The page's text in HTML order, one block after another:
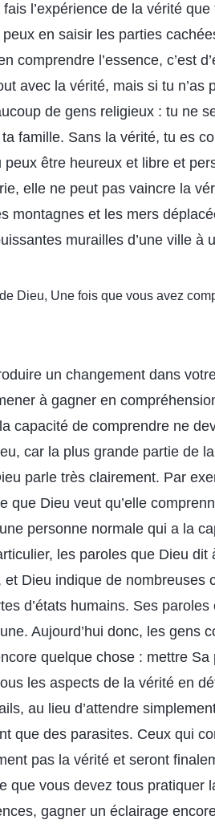
l’expérience de la vérité
en saisir les parties
comprendre l’essence, c’est
avec la vérité, mais si tu n’as
de gens religieux : tu ne
famille. Sans la vérité, tu es
être heureux et libre et
elle ne peut pas vaincre la
montagnes et les mers
murailles d’une ville à
Dieu, Une fois que vous avez
un changement dans
à gagner en
capacité de comprendre ne
car la plus grande partie de
parle très clairement. Par
que Dieu veut qu’elle
personne normale qui a la
les paroles que Dieu dit
Dieu indique de nombreuses
d’états humains. Ses
Aujourd’hui donc, les gens
quelque chose : mettre Sa
les aspects de la vérité en
au lieu d’attendre
que des parasites. Ceux qui
pas la vérité et seront
que vous devez tous pratiquer
gagner un éclairage